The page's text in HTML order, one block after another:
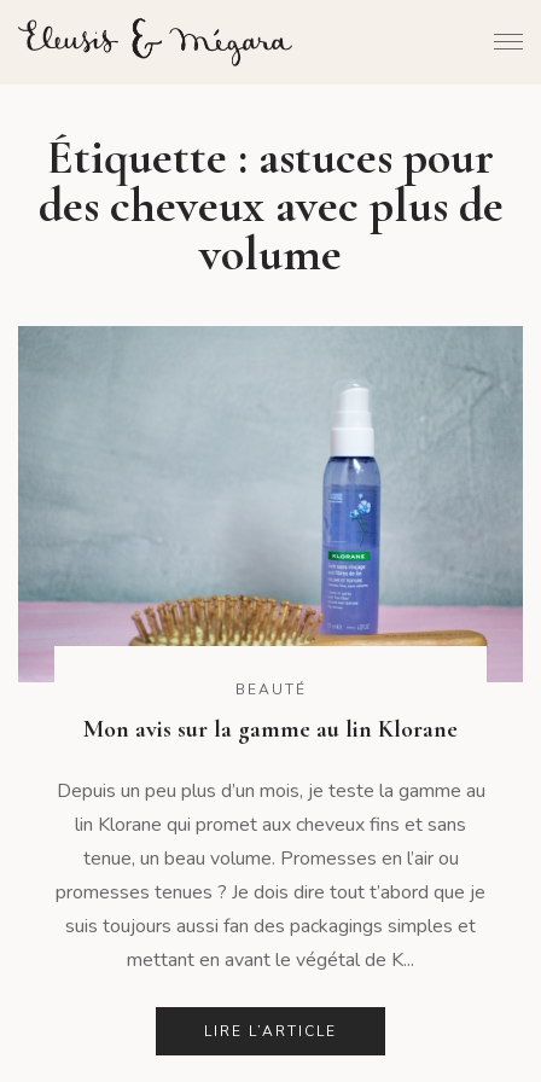
Étiquette : astuces pour
des cheveux avec plus de
volume
BEAUTÉ
Mon avis sur la gamme au lin Klorane
Depuis un peu plus d’un mois, je teste la gamme au
lin Klorane qui promet aux cheveux fins et sans
tenue, un beau volume. Promesses en l’air ou
promesses tenues ? Je dois dire tout t’abord que je
suis toujours aussi fan des packagings simples et
mettant en avant le végétal de K...
LIRE L’ARTICLE